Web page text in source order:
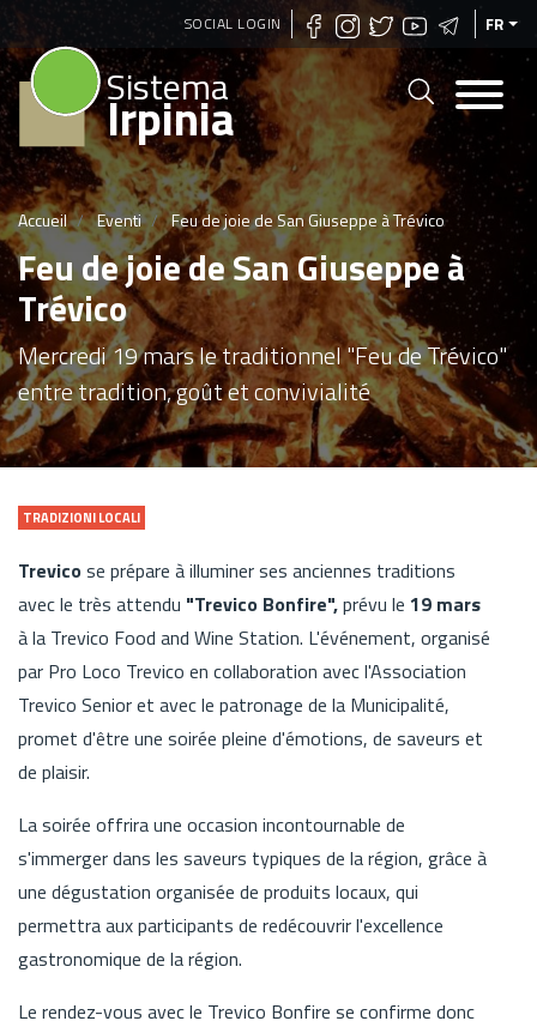
Aller
au
contenu
principal
SOCIAL LOGIN FR
Sistema
Irpinia
Accueil Eventi Feu de joie de San Giuseppe à Trévico
Feu de joie de San Giuseppe à
Trévico
Mercredi 19 mars le traditionnel "Feu de Trévico"
entre tradition, goût et convivialité
TRADIZIONI LOCALI
Trevicose prépare à illuminer ses anciennes traditions
avec le très attendu "Trevico Bonfire",prévu le 19 mars
à la Trevico Food and Wine Station. L'événement, organisé
par Pro Loco Trevico en collaboration avec l'Association
Trevico Senior et avec le patronage de la Municipalité,
promet d'être une soirée pleine d'émotions, de saveurs et
de plaisir.
La soirée offrira une occasion incontournable de
s'immerger dans les saveurs typiques de la région, grâce à
une dégustation organisée de produits locaux, qui
permettra aux participants de redécouvrir l'excellence
gastronomique de la région.
Le rendez-vous avec le Trevico Bonfire se confirme donc